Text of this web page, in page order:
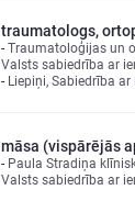
traumatologs,
Traumatoloģijas un
Valsts sabiedrība ar
Liepiņi, Sabiedrība
māsa (vispārējās
Paula Stradiņa
Valsts sabiedrība ar